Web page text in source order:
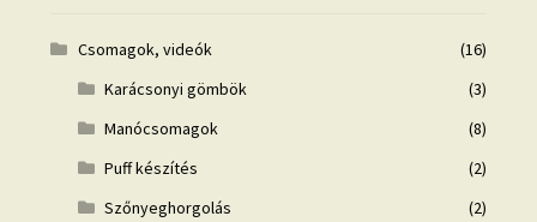
Csomagok, videók
(16)
Karácsonyi gömbök
(3)
Manócsomagok
(8)
Puff készítés
(2)
Szőnyeghorgolás
(2)